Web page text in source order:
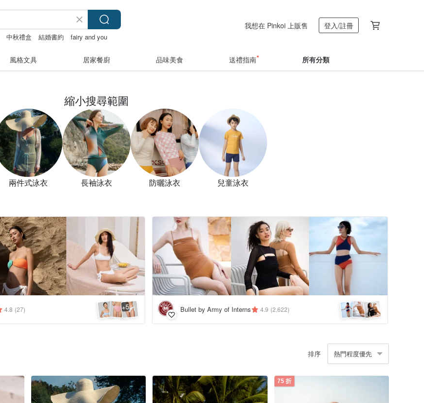
中秋禮盒 結婚書約 fairy and you
我想在 Pinkoi 上販售 登入/註冊
風格文具 居家餐廚 品味美食 送禮指南 所有分類
縮小搜尋範圍
兩件式泳衣 長袖泳衣 防曬泳衣 兒童泳衣
4.8 (27) +5 Bullet by Army of Interns 4.9 (2,622)
排序 熱門程度優先
75 折